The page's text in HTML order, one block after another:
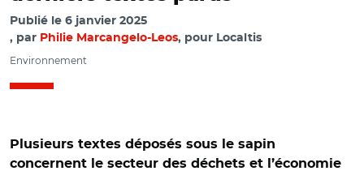
Publié le 6 janvier 2025
par Philie Marcangelo-Leos, pour Localtis
Environnement
Plusieurs textes déposés sous le sapin
concernent le secteur des déchets et l’économie